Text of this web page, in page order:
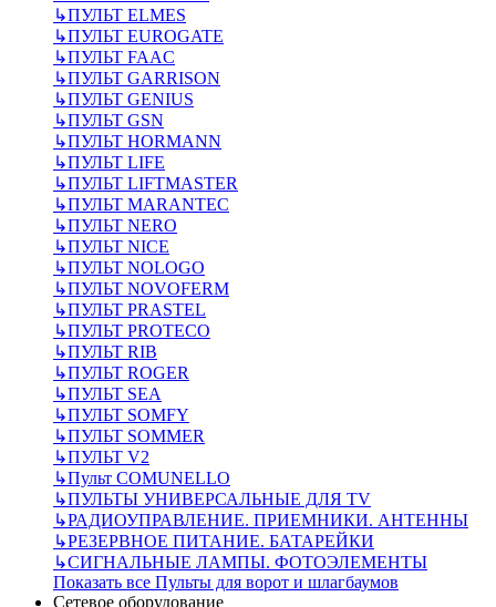
↳ПУЛЬТ ELMES
↳ПУЛЬТ EUROGATE
↳ПУЛЬТ FAAC
↳ПУЛЬТ GARRISON
↳ПУЛЬТ GENIUS
↳ПУЛЬТ GSN
↳ПУЛЬТ HORMANN
↳ПУЛЬТ LIFE
↳ПУЛЬТ LIFTMASTER
↳ПУЛЬТ MARANTEC
↳ПУЛЬТ NERO
↳ПУЛЬТ NICE
↳ПУЛЬТ NOLOGO
↳ПУЛЬТ NOVOFERM
↳ПУЛЬТ PRASTEL
↳ПУЛЬТ PROTECO
↳ПУЛЬТ RIB
↳ПУЛЬТ ROGER
↳ПУЛЬТ SEA
↳ПУЛЬТ SOMFY
↳ПУЛЬТ SOMMER
↳ПУЛЬТ V2
↳Пульт СOMUNELLO
↳ПУЛЬТЫ УНИВЕРСАЛЬНЫЕ ДЛЯ TV
↳РАДИОУПРАВЛЕНИЕ. ПРИЕМНИКИ. АНТЕННЫ
↳РЕЗЕРВНОЕ ПИТАНИЕ. БАТАРЕЙКИ
↳СИГНАЛЬНЫЕ ЛАМПЫ. ФОТОЭЛЕМЕНТЫ
Показать все Пульты для ворот и шлагбаумов
Сетевое оборудование